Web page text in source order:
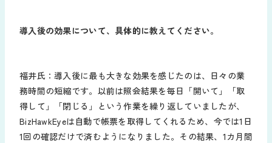
導入後の効果について、具体的に教えてください。
福井氏：導入後に最も大きな効果を感じたのは、日々の業
務時間の短縮です。以前は照会結果を毎日「開いて」「取
得して」「閉じる」という作業を繰り返していましたが、
BizHawkEyeは自動で帳票を取得してくれるため、今では1日
1回の確認だけで済むようになりました。その結果、1カ月間